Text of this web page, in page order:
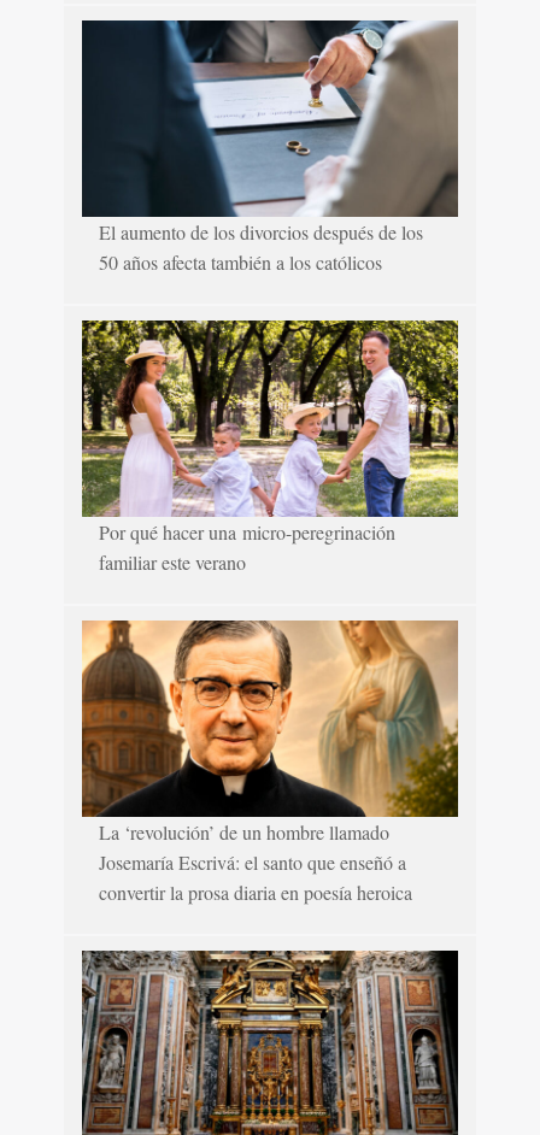
El aumento de los divorcios después de los
50 años afecta también a los católicos
Por qué hacer una micro-peregrinación
familiar este verano
La ‘revolución’ de un hombre llamado
Josemaría Escrivá: el santo que enseñó a
convertir la prosa diaria en poesía heroica